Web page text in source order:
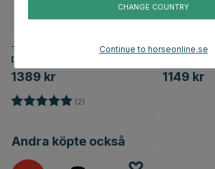
TRUST
D-Bett Port
1389 kr
Betyg: (2)
TRUST
1149 kr
Andra köpte också
CHANGE COUNTRY
Continue to horseonline.se